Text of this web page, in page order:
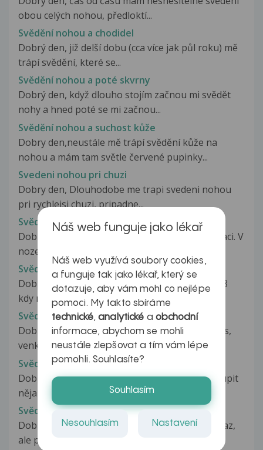
obou celých nohou, předloktí...
Svědění nohou a chodidel
Dobrý den, již delší dobu (cca více jak půl roku) mě
trápí svědění, které se...
Svědění nohou a poté skvrny
Dobrý den, když dlouho stojím začnou mi svědět
nohy a hned poté se mi začnou...
Svědění nohou a suchost kůže
Dobry den,neustále mě trápí svědění kůže na
nohou a mám tam světle červené pupinky...
Svedeni nohou pri chuzi
Dobry den, Dlouhodobe me trapi svedeni nohou
pri rychlejsi chuzi, pripadne...
Svědění nohy po voperování šroubů
Dobrý den, vyvrtla jsem si nohu a byla na operaci. V
noze mám šrouby. Při častějším...
Svědění nohy pod kolenem
Dobrý den, Moje problémy začali v březnu 2018
kdy me začala svedit leva...
Svědění nosní sliznice
Dobrý den, prosím o radu. Strašně mě svědí nos,
venku i uvnitř, každý den....
Svědění nosohltanu
Dobrý den,chtěla bych se zeptat jestli se dá koupit
nějaký volně prodejný lék...
Svědění nosu
Dobrý den, tohle bude asi hodně netypický dotaz,
ale prosím Vás o odpověď....
Náš web funguje jako lékař
Náš web využívá soubory cookies,
a funguje tak jako lékař, který se
dotazuje, aby vám mohl co nejlépe
pomoci. My takto sbíráme
technické,analytické a obchodní
informace, abychom se mohli
neustále zlepšovat a tím vám lépe
pomohli. Souhlasíte?
Souhlasím
Nesouhlasím Nastavení